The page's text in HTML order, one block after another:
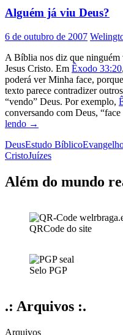
Alguém já viu Deus?
6 de outubro de 2007
A Bíblia nos diz que ninguém
Jesus Cristo. Em Êxodo 33:20
poderá ver Minha face,
texto parece contradizer
“vendo” Deus. Por exemplo,
conversando com Deus,
lendo Alguém
viu
Deus?
→
DeusEstudo Bíblico
CristoJuízes
Além do mundo
QRCode do site
Selo PGP
.: Arquivos :.
Arquivos